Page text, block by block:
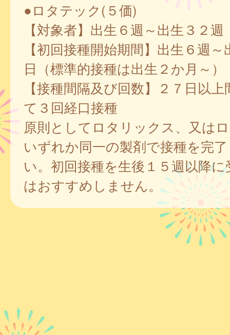
●ロタテック(５価)
【対象者】出生６週～出生３２週
【初回接種開始期間】出生６週
日（標準的接種は出生２か月～）
【接種間隔及び回数】２７日以
て３回経口接種
原則としてロタリックス、又は
いずれか同一の製剤で接種を完
い。初回接種を生後１５週以降
はおすすめしません。